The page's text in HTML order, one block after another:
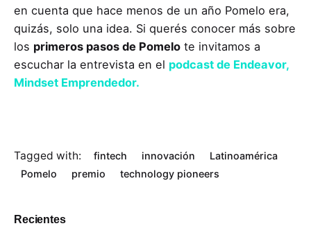
Recientes
en cuenta que hace menos de un año Pomelo era,
quizás, solo una idea. Si querés conocer más sobre
los primeros pasos de Pomelo te invitamos a
escuchar la entrevista en el podcast de Endeavor,
Mindset Emprendedor.
Tagged with: fintech innovación
Latinoamérica
Pomelo
premio technology pioneers